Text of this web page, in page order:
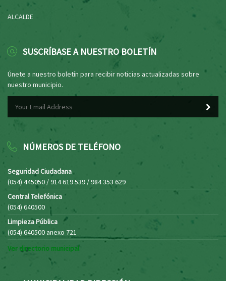
ALCALDE
SUSCRÍBASE A NUESTRO BOLETÍN
Únete a nuestro boletín para recibir noticias actualizadas sobre
nuestro municipio.
NÚMEROS DE TELÉFONO
Seguridad Ciudadana
(054) 445050 / 914 619 539 / 984 353 629
Central Telefónica
(054) 640500
Limpieza Pública
(054) 640500 anexo 721
Ver directorio municipal